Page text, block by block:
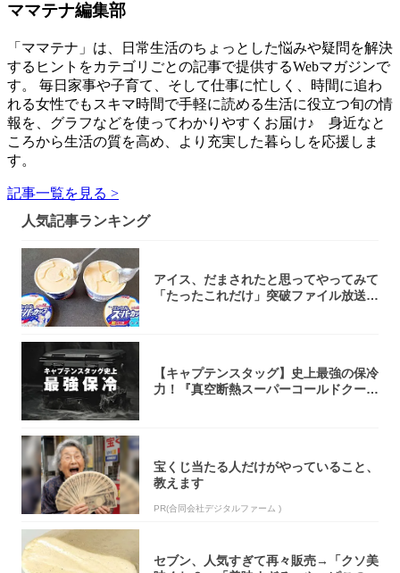
ママテナ編集部
「ママテナ」は、日常生活のちょっとした悩みや疑問を解決
するヒントをカテゴリごとの記事で提供するWebマガジンで
す。 毎日家事や子育て、そして仕事に忙しく、時間に追わ
れる女性でもスキマ時間で手軽に読める生活に役立つ旬の情
報を、グラフなどを使ってわかりやすくお届け♪ 身近なと
ころから生活の質を高め、より充実した暮らしを応援しま
す。
記事一覧を見る >
人気記事ランキング
アイス、だまされたと思ってやってみて
「たったこれだけ」突破ファイル放送で
【キャプテンスタッグ】史上最強の保冷
力！『真空断熱スーパーコールドクーラ
宝くじ当たる人だけがやっていること、
教えます
PR(合同会社デジタルファーム )
セブン、人気すぎて再々販売→「クソ美